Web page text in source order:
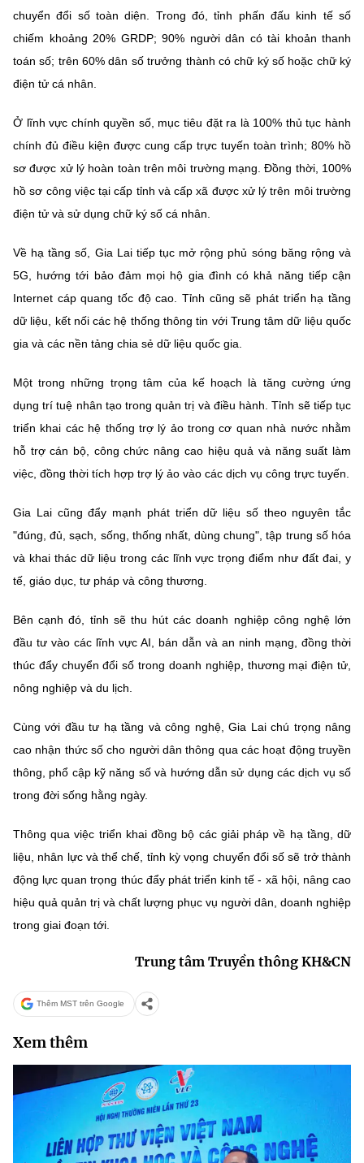
chuyển đổi số toàn diện. Trong đó, tỉnh phấn đấu kinh tế số
chiếm khoảng 20% GRDP; 90% người dân có tài khoản thanh
toán số; trên 60% dân số trưởng thành có chữ ký số hoặc chữ ký
điện tử cá nhân.
Ở lĩnh vực chính quyền số, mục tiêu đặt ra là 100% thủ tục hành
chính đủ điều kiện được cung cấp trực tuyến toàn trình; 80% hồ
sơ được xử lý hoàn toàn trên môi trường mạng. Đồng thời, 100%
hồ sơ công việc tại cấp tỉnh và cấp xã được xử lý trên môi trường
điện tử và sử dụng chữ ký số cá nhân.
Về hạ tầng số, Gia Lai tiếp tục mở rộng phủ sóng băng rộng và
5G, hướng tới bảo đảm mọi hộ gia đình có khả năng tiếp cận
Internet cáp quang tốc độ cao. Tỉnh cũng sẽ phát triển hạ tầng
dữ liệu, kết nối các hệ thống thông tin với Trung tâm dữ liệu quốc
gia và các nền tảng chia sẻ dữ liệu quốc gia.
Một trong những trọng tâm của kế hoạch là tăng cường ứng
dụng trí tuệ nhân tạo trong quản trị và điều hành. Tỉnh sẽ tiếp tục
triển khai các hệ thống trợ lý ảo trong cơ quan nhà nước nhằm
hỗ trợ cán bộ, công chức nâng cao hiệu quả và năng suất làm
việc, đồng thời tích hợp trợ lý ảo vào các dịch vụ công trực tuyến.
Gia Lai cũng đẩy mạnh phát triển dữ liệu số theo nguyên tắc
"đúng, đủ, sạch, sống, thống nhất, dùng chung", tập trung số hóa
và khai thác dữ liệu trong các lĩnh vực trọng điểm như đất đai, y
tế, giáo dục, tư pháp và công thương.
Bên cạnh đó, tỉnh sẽ thu hút các doanh nghiệp công nghệ lớn
đầu tư vào các lĩnh vực AI, bán dẫn và an ninh mạng, đồng thời
thúc đẩy chuyển đổi số trong doanh nghiệp, thương mại điện tử,
nông nghiệp và du lịch.
Cùng với đầu tư hạ tầng và công nghệ, Gia Lai chú trọng nâng
cao nhận thức số cho người dân thông qua các hoạt động truyền
thông, phổ cập kỹ năng số và hướng dẫn sử dụng các dịch vụ số
trong đời sống hằng ngày.
Thông qua việc triển khai đồng bộ các giải pháp về hạ tầng, dữ
liệu, nhân lực và thể chế, tỉnh kỳ vọng chuyển đổi số sẽ trở thành
động lực quan trọng thúc đẩy phát triển kinh tế - xã hội, nâng cao
hiệu quả quản trị và chất lượng phục vụ người dân, doanh nghiệp
trong giai đoạn tới.
Trung tâm Truyền thông KH&CN
Thêm MST trên Google
Xem thêm